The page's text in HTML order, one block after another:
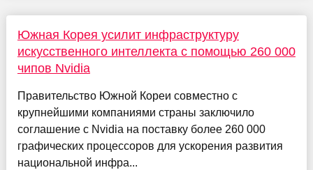
Южная Корея усилит инфраструктуру
искусственного интеллекта с помощью 260 000
чипов Nvidia
Правительство Южной Кореи совместно с
крупнейшими компаниями страны заключило
соглашение с Nvidia на поставку более 260 000
графических процессоров для ускорения развития
национальной инфра...